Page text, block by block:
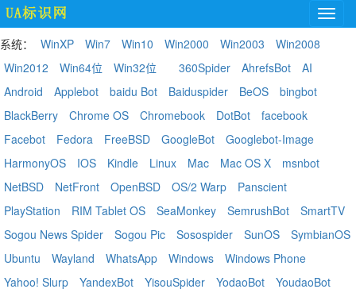
系统： WinXP Win7 Win10 Win2000 Win2003
Win2008
Win2012
Win64位 Win32位 360Spider AhrefsBot
AI
Android
Applebot baidu Bot Baiduspider BeOS
bingbot
BlackBerry
Chrome OS Chromebook DotBot
facebook
Facebot
Fedora FreeBSD GoogleBot
Googlebot-Image
HarmonyOS
IOS Kindle Linux Mac Mac OS X
msnbot
NetBSD
NetFront OpenBSD OS/2 Warp
Panscient
PlayStation
RIM Tablet OS SeaMonkey SemrushBot
SmartTV
Sogou News Spider
Sogou Pic Sosospider SunOS
SymbianOS
Ubuntu
Wayland WhatsApp Windows
Windows Phone
Yahoo! Slurp
YandexBot YisouSpider YodaoBot
YoudaoBot